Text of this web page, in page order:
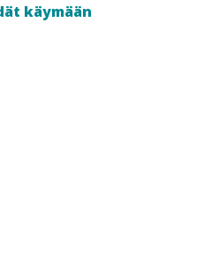
käymään